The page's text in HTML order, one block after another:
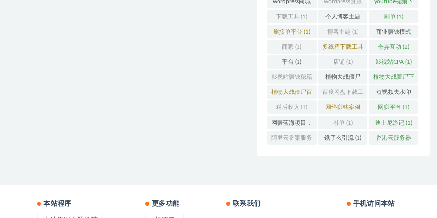
wordpress商城
主题 (1)
wordpress资源
主题(1)
youtube视频下
载(1)
下载工具 (1) 个人博客主题
(1)
刷单 (1)
刷接单平台 (1) 博客主题 (1) 商业赚钱模式
(1)
商家 (1) 多线程下载工具
(1)
奇异互动 (2)
平台 (1) 店铺(1) 影视站CPA (1)
影视站赚钱秘籍
(1)
植物大战僵尸
(1)
植物大战僵尸下
载(1)
植物大战僵尸百
度云 (1)
百度网盘下载工
具(1)
短视频去水印
(2)
税后收入 (1) 网络赚钱案例
(1)
网赚平台 (1)
网赚蓝海项目，
外卖优惠券(1)
补单(1) 迪士尼游记 (1)
阿里云备案服务 饿了么引流(1) 香港云服务器
本站程序 更多功能 联系我们 手机访问本站